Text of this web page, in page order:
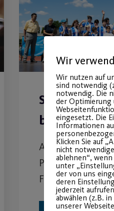
begeistert
Programm für
Familie
Wir
Wir nutzen auf
sind notwendig
notwendig. Die
der Optimierung
eingesetzt. Die
Informationen
Klicken Sie auf
nicht
ablehnen“,
unter
der von uns
deren
jederzeit
abwählen (z.B.
unserer